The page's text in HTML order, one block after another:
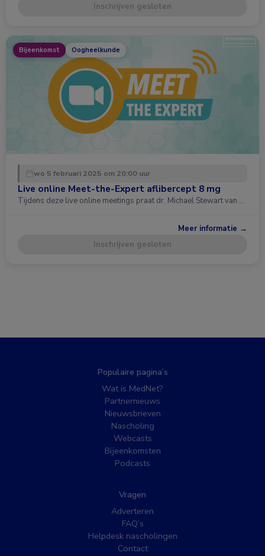
Inschrijven gesloten
Bijeenkomst Oogheelkunde
wo 5 februari 2025 om 20:00 uur
Live online Meet-the-Expert aflibercept 8 mg
Tijdens deze live online meetings praat dr. Michael Stewart van …
Meer informatie →
Inschrijven gesloten
Populaire pagina’s
Wat is MedNet?
Partnernieuws
Nieuwsbrieven
Nascholing
Webcasts
Bijeenkomsten
Podcasts
Vragen
Adverteren
FAQ’s
Helpdesk nascholingen
Contact